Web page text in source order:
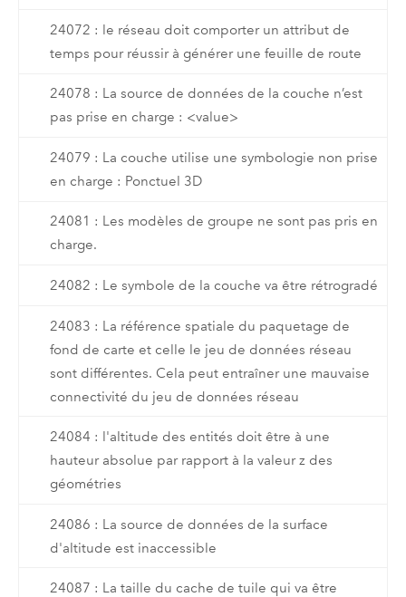
24072 : le réseau doit comporter un attribut de
temps pour réussir à générer une feuille de route
24078 : La source de données de la couche n’est
pas prise en charge : <value>
24079 : La couche utilise une symbologie non prise
en charge : Ponctuel 3D
24081 : Les modèles de groupe ne sont pas pris en
charge.
24082 : Le symbole de la couche va être rétrogradé
24083 : La référence spatiale du paquetage de
fond de carte et celle le jeu de données réseau
sont différentes. Cela peut entraîner une mauvaise
connectivité du jeu de données réseau
24084 : l'altitude des entités doit être à une
hauteur absolue par rapport à la valeur z des
géométries
24086 : La source de données de la surface
d'altitude est inaccessible
24087 : La taille du cache de tuile qui va être